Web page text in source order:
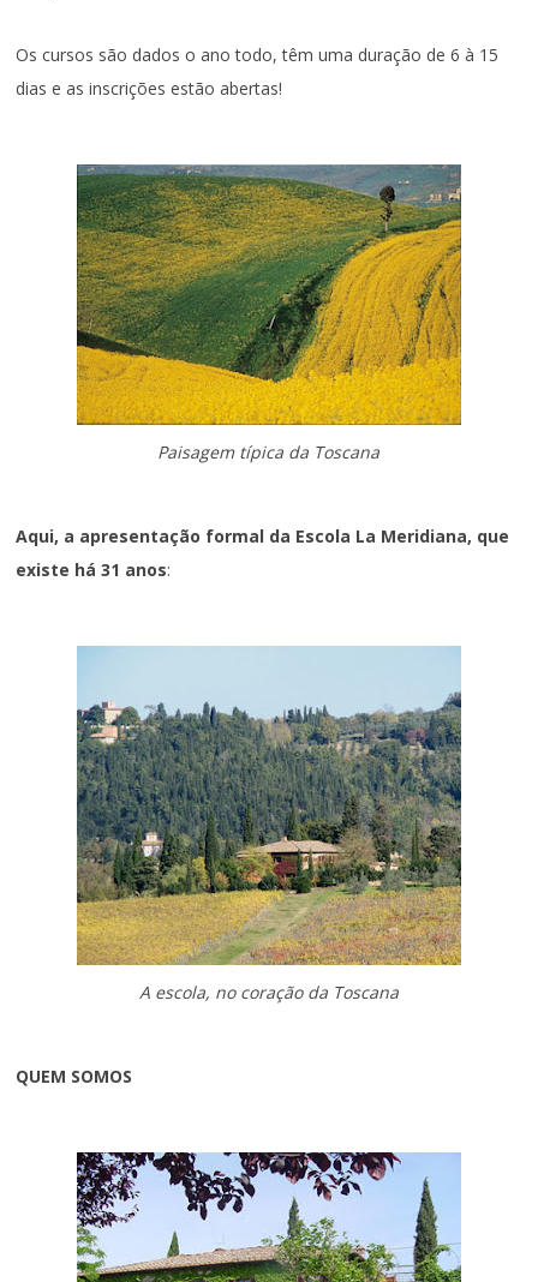
Os cursos são dados o ano todo, têm uma duração de 6 à 15
dias e as inscrições estão abertas!
Paisagem típica da Toscana
Aqui, a apresentação formal da Escola La Meridiana, que
existe há 31 anos:
A escola, no coração da Toscana
QUEM SOMOS